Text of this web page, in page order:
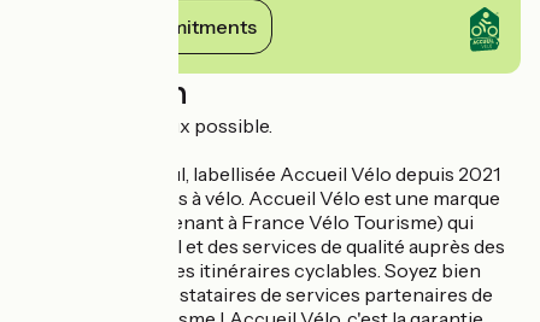
View its commitments
Description
Accueil de chevaux possible.
La Ferme du Tilleul, labellisée Accueil Vélo depuis 2021
dispose de garages à vélo. Accueil Vélo est une marque
nationale (appartenant à France Vélo Tourisme) qui
garantit un accueil et des services de qualité auprès des
cyclistes le long des itinéraires cyclables. Soyez bien
reçus chez les prestataires de services partenaires de